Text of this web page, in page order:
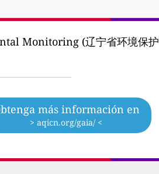
Monitoring (辽宁省环境保护
más información en
> aqicn.org/gaia/ <